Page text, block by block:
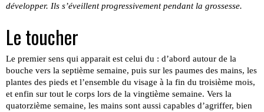
développer. Ils s’éveillent progressivement pendant la grossesse.
Le toucher
Le premier sens qui apparait est celui du : d’abord autour de la
bouche vers la septième semaine, puis sur les paumes des mains, les
plantes des pieds et l’ensemble du visage à la fin du troisième mois,
et enfin sur tout le corps lors de la vingtième semaine. Vers la
quatorzième semaine, les mains sont aussi capables d’agriffer, bien